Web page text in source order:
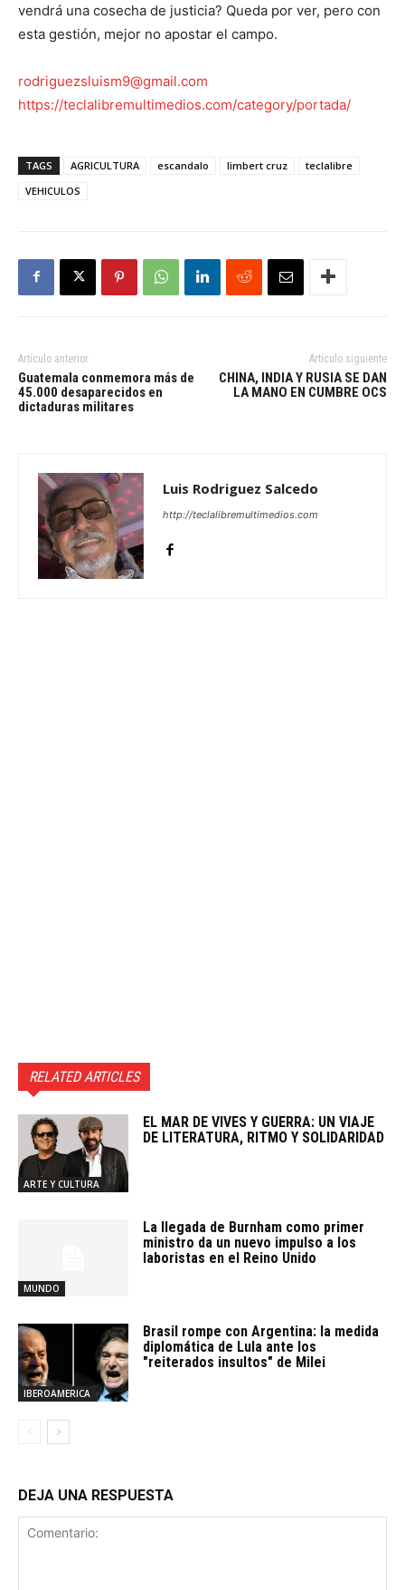
vendrá una cosecha de justicia? Queda por ver, pero con
esta gestión, mejor no apostar el campo.
rodriguezsluism9@gmail.com
https://teclalibremultimedios.com/category/portada/
TAGS AGRICULTURA escandalo limbert cruz
teclalibre
VEHICULOS
Artículo anterior
Guatemala conmemora más de
45.000 desaparecidos en
dictaduras militares
Artículo siguiente
CHINA, INDIA Y RUSIA SE DAN
LA MANO EN CUMBRE OCS
Luis Rodriguez Salcedo
http://teclalibremultimedios.com
RELATED ARTICLES
ARTE Y CULTURA
EL MAR DE VIVES Y GUERRA: UN VIAJE
DE LITERATURA, RITMO Y SOLIDARIDAD
MUNDO
La llegada de Burnham como primer
ministro da un nuevo impulso a los
laboristas en el Reino Unido
IBEROAMERICA
Brasil rompe con Argentina: la medida
diplomática de Lula ante los
"reiterados insultos" de Milei
DEJA UNA RESPUESTA